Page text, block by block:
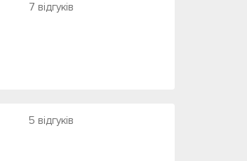
7 відгуків
5 відгуків